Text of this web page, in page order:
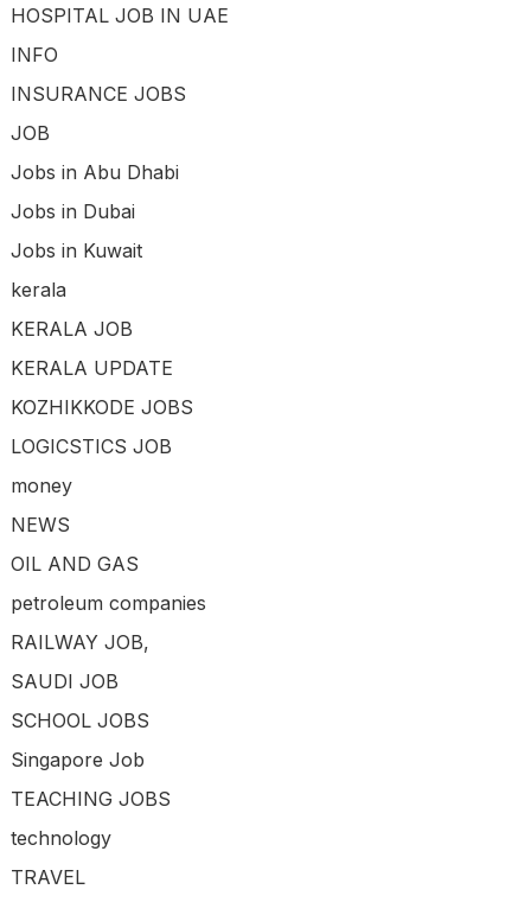
HOSPITAL JOB IN UAE
INFO
INSURANCE JOBS
JOB
Jobs in Abu Dhabi
Jobs in Dubai
Jobs in Kuwait
kerala
KERALA JOB
KERALA UPDATE
KOZHIKKODE JOBS
LOGICSTICS JOB
money
NEWS
OIL AND GAS
petroleum companies
RAILWAY JOB,
SAUDI JOB
SCHOOL JOBS
Singapore Job
TEACHING JOBS
technology
TRAVEL